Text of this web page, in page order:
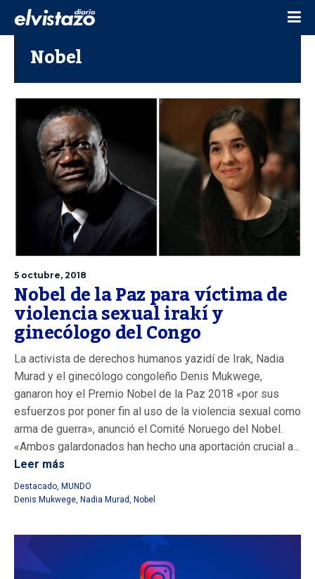
Nobel
5 octubre, 2018
Nobel de la Paz para víctima de
violencia sexual irakí y
ginecólogo del Congo
La activista de derechos humanos yazidí de Irak, Nadia
Murad y el ginecólogo congoleño Denis Mukwege,
ganaron hoy el Premio Nobel de la Paz 2018 «por sus
esfuerzos por poner fin al uso de la violencia sexual como
arma de guerra», anunció el Comité Noruego del Nobel.
«Ambos galardonados han hecho una aportación crucial a...
Leer más
Destacado, MUNDO
Denis Mukwege, Nadia Murad, Nobel